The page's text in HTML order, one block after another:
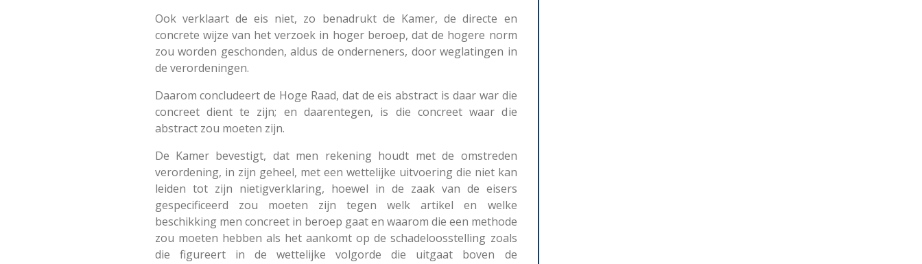
Ook verklaart de eis niet, zo benadrukt de Kamer, de directe en
concrete wijze van het verzoek in hoger beroep, dat de hogere norm
zou worden geschonden, aldus de onderneners, door weglatingen in
de verordeningen.
Daarom concludeert de Hoge Raad, dat de eis abstract is daar war die
concreet dient te zijn; en daarentegen, is die concreet waar die
abstract zou moeten zijn.
De Kamer bevestigt, dat men rekening houdt met de omstreden
verordening, in zijn geheel, met een wettelijke uitvoering die niet kan
leiden tot zijn nietigverklaring, hoewel in de zaak van de eisers
gespecificeerd zou moeten zijn tegen welk artikel en welke
beschikking men concreet in beroep gaat en waarom die een methode
zou moeten hebben als het aankomt op de schadeloosstelling zoals
die figureert in de wettelijke volgorde die uitgaat boven de